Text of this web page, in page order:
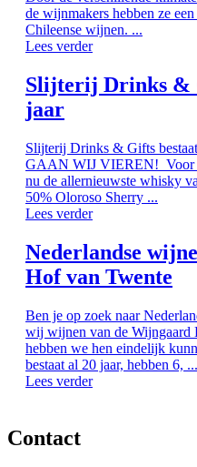
de wijnmakers hebben ze
Chileense wijnen. ...
Lees verder
Slijterij Drinks &
jaar
Slijterij Drinks & Gifts
GAAN WIJ VIEREN! Voor
nu de allernieuwste whisky
50% Oloroso Sherry ...
Lees verder
Nederlandse
Hof van Twente
Ben je op zoek naar
wij wijnen van de Wijngaard
hebben we hen eindelijk
bestaat al 20 jaar, hebben 6, ...
Lees verder
Contact